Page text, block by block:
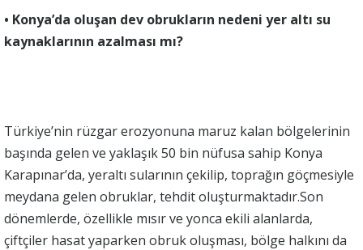
• Konya’da oluşan dev obrukların nedeni yer altı su
kaynaklarının azalması mı?
Türkiye’nin rüzgar erozyonuna maruz kalan bölgelerinin
başında gelen ve yaklaşık 50 bin nüfusa sahip Konya
Karapınar’da, yeraltı sularının çekilip, toprağın göçmesiyle
meydana gelen obruklar, tehdit oluşturmaktadır.Son
dönemlerde, özellikle mısır ve yonca ekili alanlarda,
çiftçiler hasat yaparken obruk oluşması, bölge halkını da